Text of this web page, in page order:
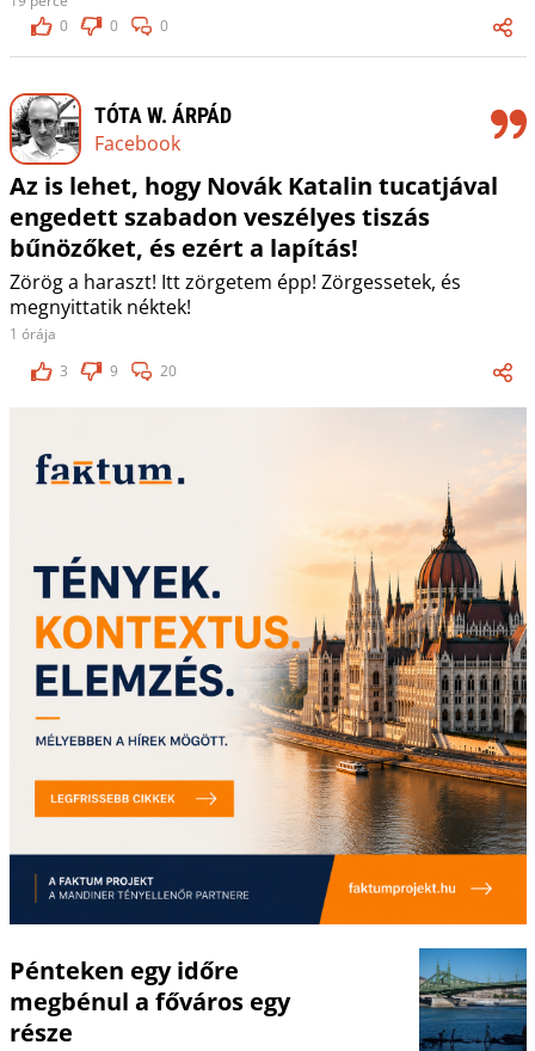
0
0 0
TÓTA W. ÁRPÁD
Facebook
Az is lehet, hogy Novák Katalin tucatjával
engedett szabadon veszélyes tiszás
bűnözőket, és ezért a lapítás!
Zörög a haraszt! Itt zörgetem épp! Zörgessetek, és
megnyittatik néktek!
1 órája
3
9 20
Pénteken egy időre
megbénul a főváros egy
része